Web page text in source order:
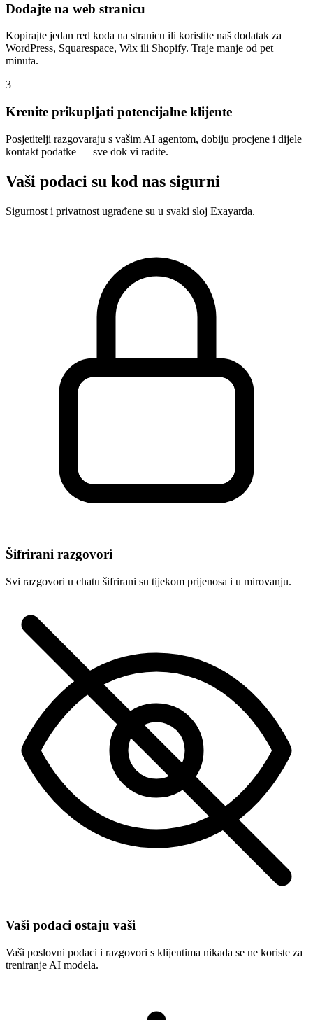
Dodajte na web stranicu
Kopirajte jedan red koda na stranicu ili koristite naš dodatak za
WordPress, Squarespace, Wix ili Shopify. Traje manje od pet
minuta.
3
Krenite prikupljati potencijalne klijente
Posjetitelji razgovaraju s vašim AI agentom, dobiju procjene i dijele
kontakt podatke — sve dok vi radite.
Vaši podaci su kod nas sigurni
Sigurnost i privatnost ugrađene su u svaki sloj Exayarda.
Šifrirani razgovori
Svi razgovori u chatu šifrirani su tijekom prijenosa i u mirovanju.
Vaši podaci ostaju vaši
Vaši poslovni podaci i razgovori s klijentima nikada se ne koriste za
treniranje AI modela.